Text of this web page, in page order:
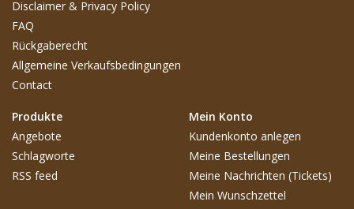
Disclaimer & Privacy Policy
FAQ
Rückgaberecht
Allgemeine Verkaufsbedingungen
Contact
Produkte
Angebote
Schlagworte
RSS feed
Mein Konto
Kundenkonto anlegen
Meine Bestellungen
Meine Nachrichten (Tickets)
Mein Wunschzettel